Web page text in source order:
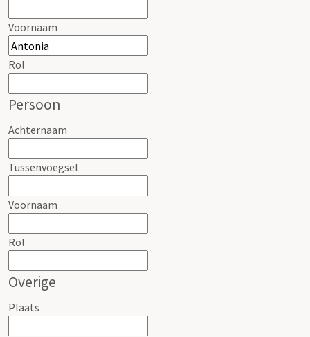
Voornaam
Rol
Persoon
Achternaam
Tussenvoegsel
Voornaam
Rol
Overige
Plaats